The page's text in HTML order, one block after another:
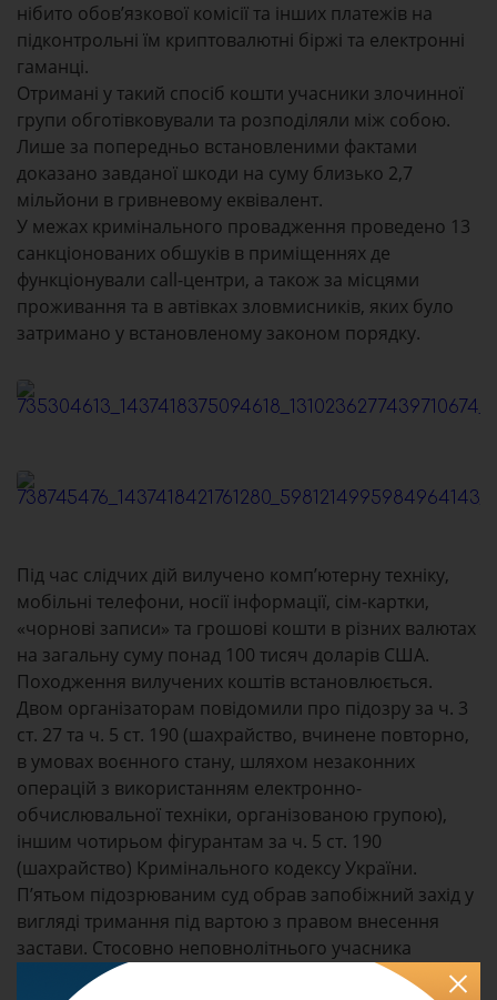
нібито обов’язкової комісії та інших платежів на
підконтрольні їм криптовалютні біржі та електронні
гаманці.
Отримані у такий спосіб кошти учасники злочинної
групи обготівковували та розподіляли між собою.
Лише за попередньо встановленими фактами
доказано завданої шкоди на суму близько 2,7
мільйони в гривневому еквівалент.
У межах кримінального провадження проведено 13
санкціонованих обшуків в приміщеннях де
функціонували call-центри, а також за місцями
проживання та в автівках зловмисників, яких було
затримано у встановленому законом порядку.
Під час слідчих дій вилучено комп’ютерну техніку,
мобільні телефони, носії інформації, сім-картки,
«чорнові записи» та грошові кошти в різних валютах
на загальну суму понад 100 тисяч доларів США.
Походження вилучених коштів встановлюється.
Двом організаторам повідомили про підозру за ч. 3
ст. 27 та ч. 5 ст. 190 (шахрайство, вчинене повторно,
в умовах воєнного стану, шляхом незаконних
операцій з використанням електронно-
обчислювальної техніки, організованою групою),
іншим чотирьом фігурантам за ч. 5 ст. 190
(шахрайство) Кримінального кодексу України.
П’ятьом підозрюваним суд обрав запобіжний захід у
вигляді тримання під вартою з правом внесення
застави. Стосовно неповнолітнього учасника
застосовано запобіжний захід у вигляді домашнього